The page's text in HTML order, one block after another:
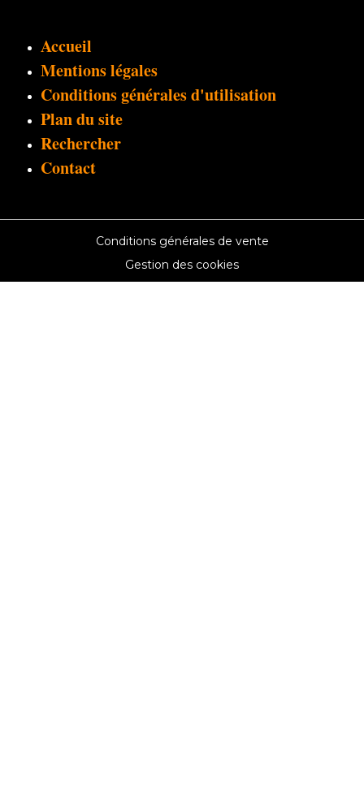
Accueil
Mentions légales
Conditions générales d'utilisation
Plan du site
Rechercher
Contact
Conditions générales de vente
Gestion des cookies